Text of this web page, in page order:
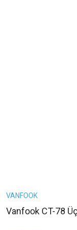
VANFOOK
Vanfook CT-78